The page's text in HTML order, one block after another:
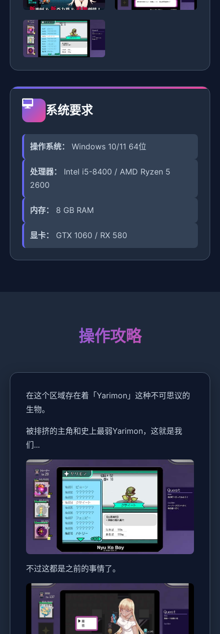
系统要求
操作系统： Windows 10/11 64位
处理器：
Intel i5-8400 / AMD Ryzen 5
2600
内存： 8 GB RAM
显卡： GTX 1060 / RX 580
操作攻略
在这个区域存在着「Yarimon」这种不可思议的
生物。
被排挤的主角和史上最弱Yarimon，这就是我
们...
不过这都是之前的事情了。